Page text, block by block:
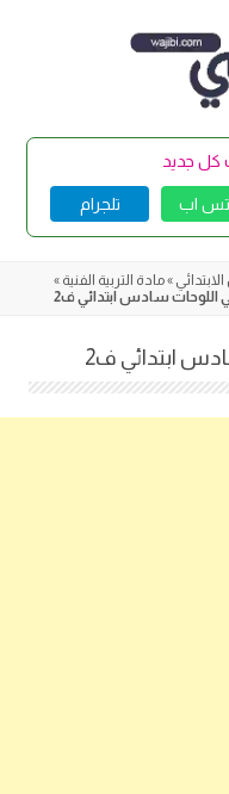
كل جديد
اب تلجرام
»مادة التربية الفنية »
اللوحات سادس ابتدائي ف2
ابتدائي ف2